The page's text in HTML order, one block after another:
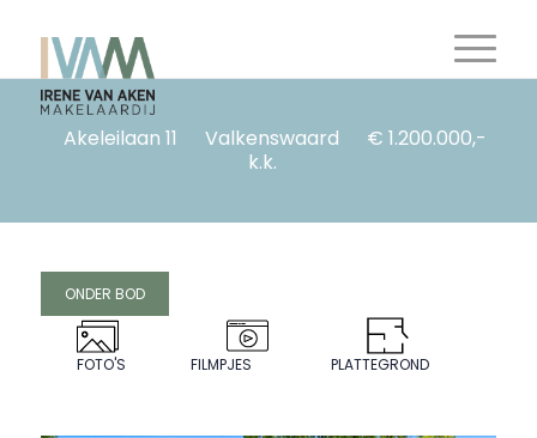
Akeleilaan 11 Valkenswaard
€ 1.200.000,-
k.k.
ONDER BOD
FOTO'S FILMPJES PLATTEGROND